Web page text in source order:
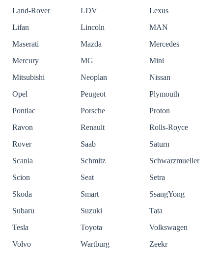
Land-Rover
LDV
Lexus
Lifan
Lincoln
MAN
Maserati
Mazda
Mercedes
Mercury
MG
Mini
Mitsubishi
Neoplan
Nissan
Opel
Peugeot
Plymouth
Pontiac
Porsche
Proton
Ravon
Renault
Rolls-Royce
Rover
Saab
Saturn
Scania
Schmitz
Schwarzmueller
Scion
Seat
Setra
Skoda
Smart
SsangYong
Subaru
Suzuki
Tata
Tesla
Toyota
Volkswagen
Volvo
Wartburg
Zeekr